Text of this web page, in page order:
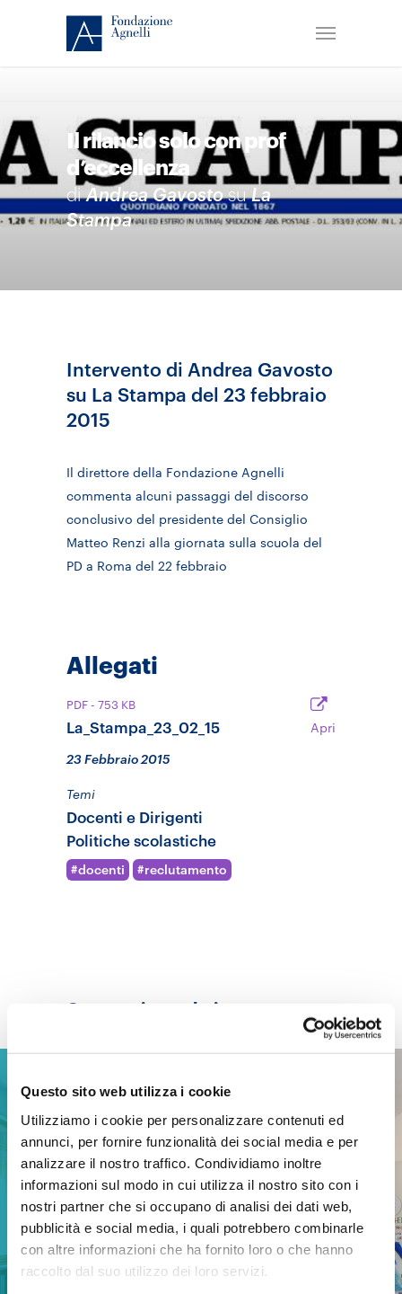
Questo sito web utilizza i cookie
Utilizziamo i cookie per personalizzare contenuti ed
annunci, per fornire funzionalità dei social media e per
analizzare il nostro traffico. Condividiamo inoltre
informazioni sul modo in cui utilizza il nostro sito con i
nostri partner che si occupano di analisi dei dati web,
pubblicità e social media, i quali potrebbero combinarle
con altre informazioni che ha fornito loro o che hanno
raccolto dal suo utilizzo dei loro servizi.
Il rilancio solo con prof
d’eccellenza
diAndrea GavostosuLa
Stampa
Intervento di Andrea Gavosto
su La Stampa del 23 febbraio
2015
Il direttore della Fondazione Agnelli
commenta alcuni passaggi del discorso
conclusivo del presidente del Consiglio
Matteo Renzi alla giornata sulla scuola del
PD a Roma del 22 febbraio
Allegati
PDF - 753 KB
La_Stampa_23_02_15 Apri
23 Febbraio 2015
Temi
Docenti e Dirigenti
Politiche scolastiche
docenti reclutamento
Contenuti correlati
NEWS